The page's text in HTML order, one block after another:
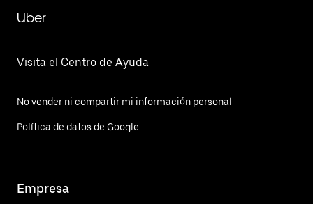
Uber
Visita el Centro de Ayuda
No vender ni compartir mi información personal
Política de datos de Google
Empresa